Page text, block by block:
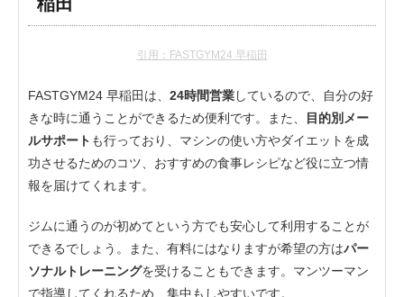
引用：FASTGYM24 早稲田
FASTGYM24 早稲田は、 24時間営業しているので、自分の好
きな時に通うことができるため便利です。また、
目的別メー
ルサポート も行っており、マシンの使い方やダイエットを成
功させるためのコツ、おすすめの食事レシピなど役に立つ情
報を届けてくれます。
ジムに通うのが初めてという方でも安心して利用することが
できるでしょう。また、有料にはなりますが希望の方はパー
ソナルトレーニングを受けることもできます。マンツーマン
で指導してくれるため、集中もしやすいです。